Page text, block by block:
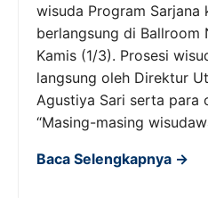
wisuda Program Sarjana
berlangsung di Ballroom
Kamis (1/3). Prosesi
langsung oleh Direktur
Agustiya Sari serta para
“Masing-masing
Baca Selengkapnya →